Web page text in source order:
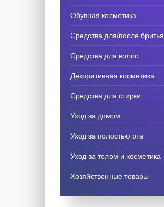
Обувная косметика
Средства для/после бритья
Средства для волос
Декоративная косметика
Средства для стирки
Уход за домом
Уход за полостью рта
Уход за телом и косметика
Хозяйственные товары